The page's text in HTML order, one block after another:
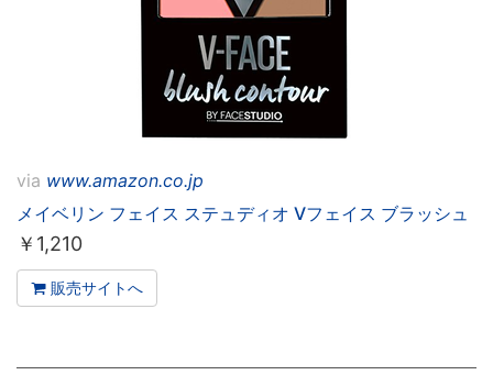
via www.amazon.co.jp
メイベリン フェイス ステュディオ Vフェイス ブラッシュ
￥ 1,210
販売サイトへ